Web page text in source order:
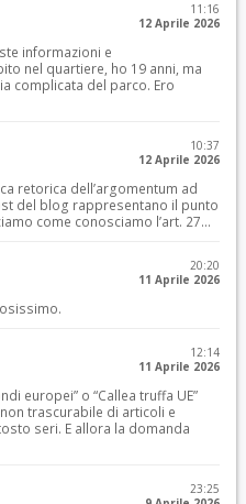
11:16
12 Aprile 2026
informazioni e
nel quartiere, ho 19 anni, ma
complicata del parco. Ero
10:37
12 Aprile 2026
retorica dell’argomentum ad
del blog rappresentano il punto
come conosciamo l’art. 27...
20:20
11 Aprile 2026
12:14
11 Aprile 2026
europei” o “Callea truffa UE”
trascurabile di articoli e
seri. E allora la domanda
23:25